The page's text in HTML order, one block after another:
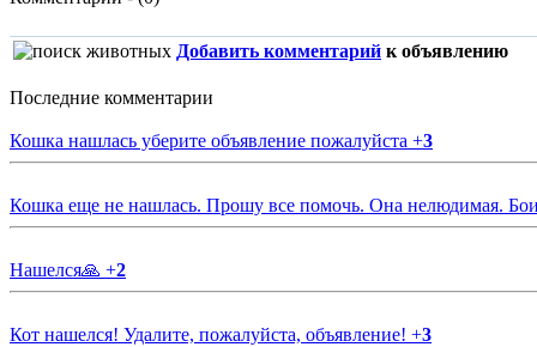
Добавить комментарий к объявлению
Последние комментарии
Кошка нашлась уберите объявление пожалуйста +3
Кошка еще не нашлась. Прошу все помочь. Она нелюдимая.
Нашелся🙏 +2
Кот нашелся! Удалите, пожалуйста, объявление! +3